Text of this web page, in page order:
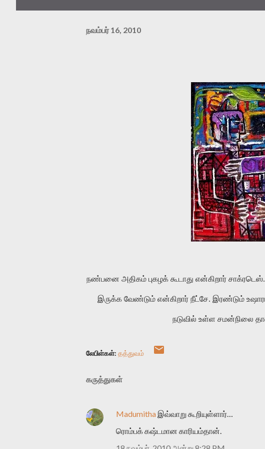
நவம்பர் 16, 2010
நண்பனை அதிகம் புகழக் கூடாது என்கிறார் சாக்ரடெஸ். நெருங்கிய நண்பனை எந்நேரமும் எதிரியாக நேரிட தயாராக
இருக்க வேண்டும் என்கிறார் நீட்சே. இரண்டும்
நடுவில் உள்ள சமன்நிலை தான்
லேபிள்கள்: தத்துவம்
கருத்துகள்
Madumitha இவ்வாறு கூறியுள்ளார்…
ரொம்பக் கஷ்டமான காரியம்தான்.